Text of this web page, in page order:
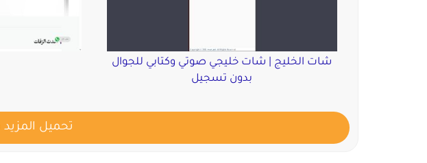
شات الخليج | شات خليجي صوتي وكتابي للجوال
بدون تسجيل
تحميل